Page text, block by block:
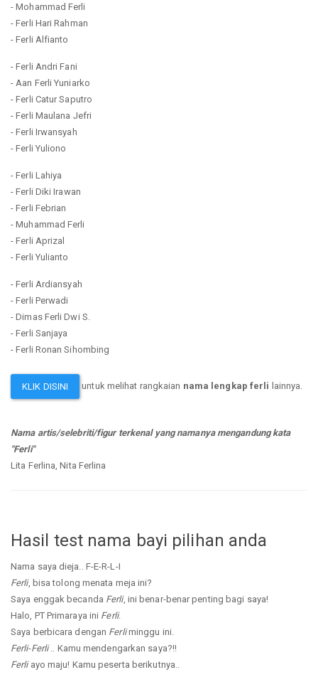
- Mohammad Ferli
- Ferli Hari Rahman
- Ferli Alfianto
- Ferli Andri Fani
- Aan Ferli Yuniarko
- Ferli Catur Saputro
- Ferli Maulana Jefri
- Ferli Irwansyah
- Ferli Yuliono
- Ferli Lahiya
- Ferli Diki Irawan
- Ferli Febrian
- Muhammad Ferli
- Ferli Aprizal
- Ferli Yulianto
- Ferli Ardiansyah
- Ferli Perwadi
- Dimas Ferli Dwi S.
- Ferli Sanjaya
- Ferli Ronan Sihombing
KLIK DISINI untuk melihat rangkaian nama lengkap ferli lainnya.
Nama artis/selebriti/figur terkenal yang namanya mengandung kata
"Ferli"
Lita Ferlina, Nita Ferlina
Hasil test nama bayi pilihan anda
Nama saya dieja.. F-E-R-L-I
Ferli, bisa tolong menata meja ini?
Saya enggak becanda Ferli, ini benar-benar penting bagi saya!
Halo, PT Primaraya ini Ferli.
Saya berbicara dengan Ferliminggu ini.
Ferli-Ferli.. Kamu mendengarkan saya?!!
Ferliayo maju! Kamu peserta berikutnya..